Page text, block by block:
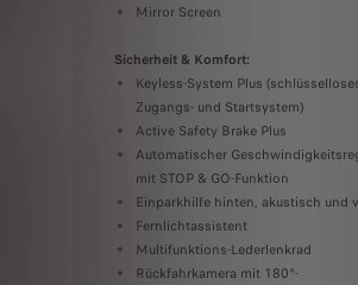
Mirror Screen
Sicherheit & Komfort:
Keyless-System Plus
Zugangs- und Startsystem)
Active Safety Brake Plus
Automatischer
mit STOP & GO-Funktion
Einparkhilfe hinten, akustisch und
Fernlichtassistent
Multifunktions-Lederlenkrad
Rückfahrkamera mit 180°-